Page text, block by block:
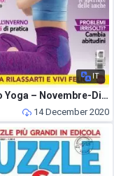
IT
Vivere lo Yoga – Novembre-Dicembre 2020
14 December 2020